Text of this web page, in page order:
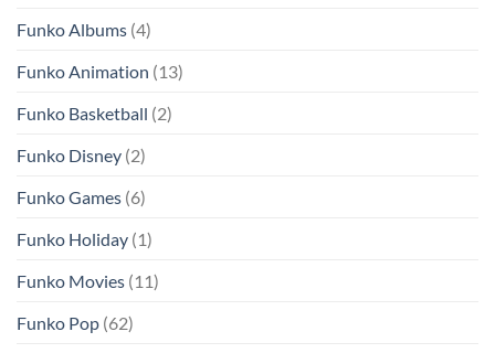
Funko Albums (4)
Funko Animation (13)
Funko Basketball (2)
Funko Disney (2)
Funko Games (6)
Funko Holiday (1)
Funko Movies (11)
Funko Pop (62)